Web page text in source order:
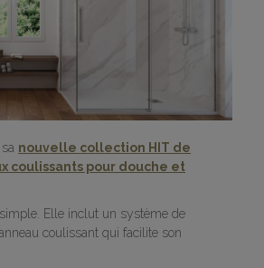
nouvelle collection HIT de
coulissants pour douche et
Elle inclut un système de
coulissant qui facilite son